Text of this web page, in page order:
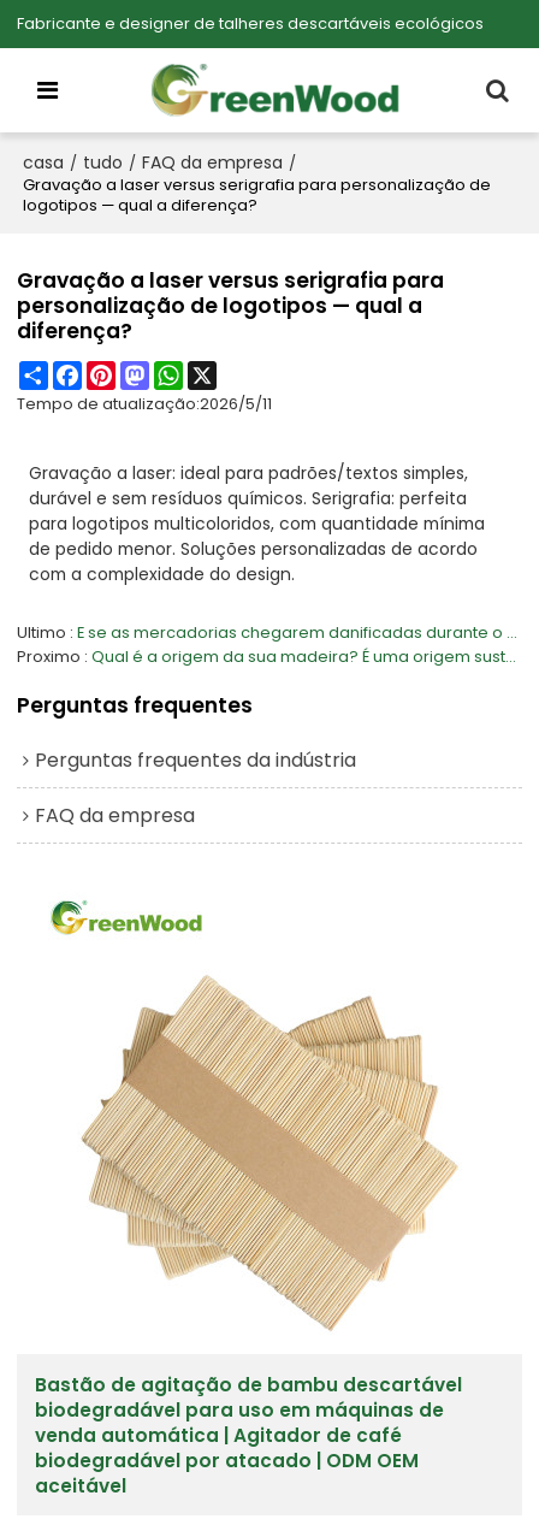
Fabricante e designer de talheres descartáveis ecológicos
casa / tudo / FAQ da empresa /
Gravação a laser versus serigrafia para personalização de
logotipos — qual a diferença?
Gravação a laser versus serigrafia para
personalização de logotipos — qual a
diferença?
ShareFacebook
PinterestMastodonWhatsApp
Tempo de atualização:2026/5/11
Gravação a laser: ideal para padrões/textos simples,
durável e sem resíduos químicos. Serigrafia: perfeita
para logotipos multicoloridos, com quantidade mínima
de pedido menor. Soluções personalizadas de acordo
com a complexidade do design.
Ultimo
E se as mercadorias chegarem danificadas durante o transporte?
Proximo
Qual é a origem da sua madeira? É uma origem sustentável?
Perguntas frequentes
Perguntas frequentes da indústria
FAQ da empresa
Bastão de agitação de bambu descartável
biodegradável para uso em máquinas de
venda automática | Agitador de café
biodegradável por atacado | ODM OEM
aceitável